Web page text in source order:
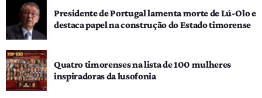
Presidente de Portugal lamenta morte de Lú-Olo e
destaca papel na construção do Estado timorense
Quatro timorenses na lista de 100 mulheres
inspiradoras da lusofonia